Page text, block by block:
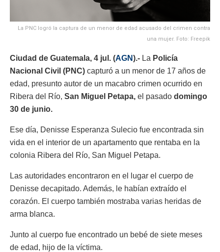
La PNC logró la captura de un menor de edad acusado del crimen contra
una mujer. Foto: Freepik
Ciudad de Guatemala, 4 jul. (AGN).- La Policía
Nacional Civil (PNC) capturó a un menor de 17 años de
edad, presunto autor de un macabro crimen ocurrido en
Ribera del Río, San Miguel Petapa, el pasado domingo
30 de junio.
Ese día, Denisse Esperanza Sulecio fue encontrada sin
vida en el interior de un apartamento que rentaba en la
colonia Ribera del Río, San Miguel Petapa.
Las autoridades encontraron en el lugar el cuerpo de
Denisse decapitado. Además, le habían extraído el
corazón. El cuerpo también mostraba varias heridas de
arma blanca.
Junto al cuerpo fue encontrado un bebé de siete meses
de edad, hijo de la víctima.